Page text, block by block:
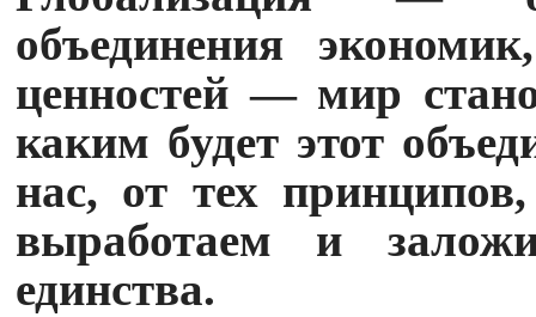
объединения
ценностей — мир
каким будет этот
нас, от тех
выработаем и
единства.